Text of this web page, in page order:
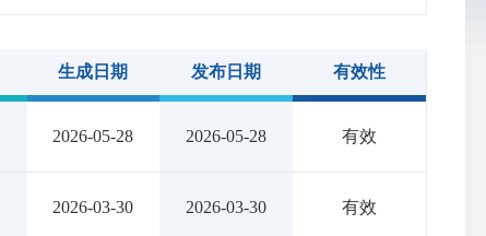
生成日期 发布日期 有效性
2026-05-28 2026-05-28 有效
2026-03-30 2026-03-30 有效